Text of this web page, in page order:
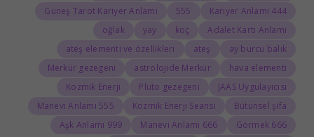
444 Kariyer Anlamı
555
Güneş Tarot Kariyer Anlamı
Adalet Kartı Anlamı
koç
yay
oğlak
ay burcu balık
ateş
ateş elementi ve özellikleri
hava elementi
astrolojide Merkür
Merkür gezegeni
JAAS Uygulayıcısı
Plüto gezegeni
Kozmik Enerji
Bütünsel şifa
Kozmik Enerji Seansı
555 Manevi Anlamı
666 Görmek
666 Manevi Anlamı
999 Aşk Anlamı